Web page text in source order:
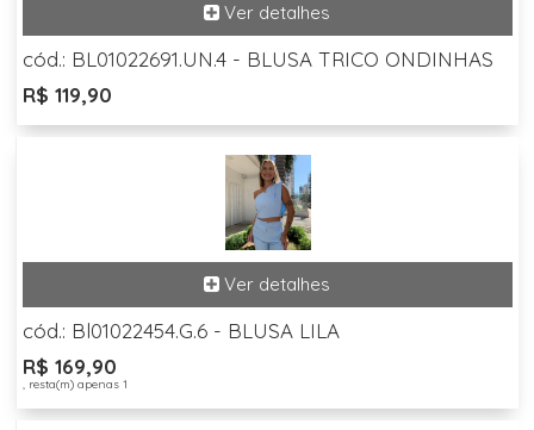
cód.: BL01022691.UN.4 - BLUSA TRICO ONDINHAS
R$ 119,90
cód.: Bl01022454.G.6 - BLUSA LILA
R$ 169,90
, resta(m) apenas 1